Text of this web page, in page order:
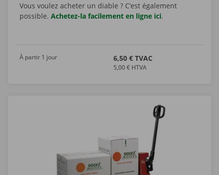
Vous voulez acheter un diable ? C’est également
possible. Achetez-la facilement en ligne ici.
À partir 1 jour 6,50 € TVAC
5,00 € HTVA